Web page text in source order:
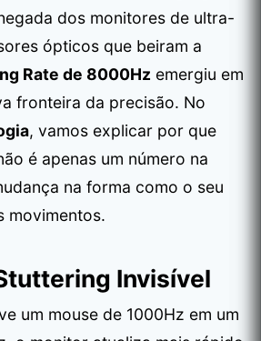
dos monitores de ultra-
ópticos que beiram a
Rate de 8000Hz emergiu em
fronteira da precisão. No
, vamos explicar por que
é apenas um número na
na forma como o seu
movimentos.
Invisível
um mouse de 1000Hz em um